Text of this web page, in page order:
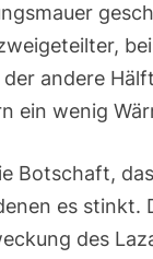
andere
ein wenig
Botschaft,
es stinkt.
des